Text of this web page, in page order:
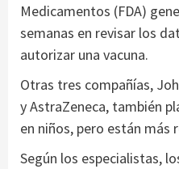
Medicamentos (FDA)
semanas en revisar los
autorizar una vacuna.
Otras tres compañías,
y AstraZeneca, también
en niños, pero están más
Según los especialistas,